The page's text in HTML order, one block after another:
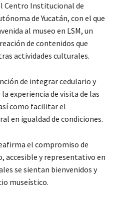
Centro Institucional de
de Yucatán, con el que
al museo en LSM, un
de contenidos que
actividades culturales.
de integrar cedulario y
experiencia de visita de las
como facilitar el
en igualdad de condiciones.
el compromiso de
accesible y representativo en
se sientan bienvenidos y
museístico.